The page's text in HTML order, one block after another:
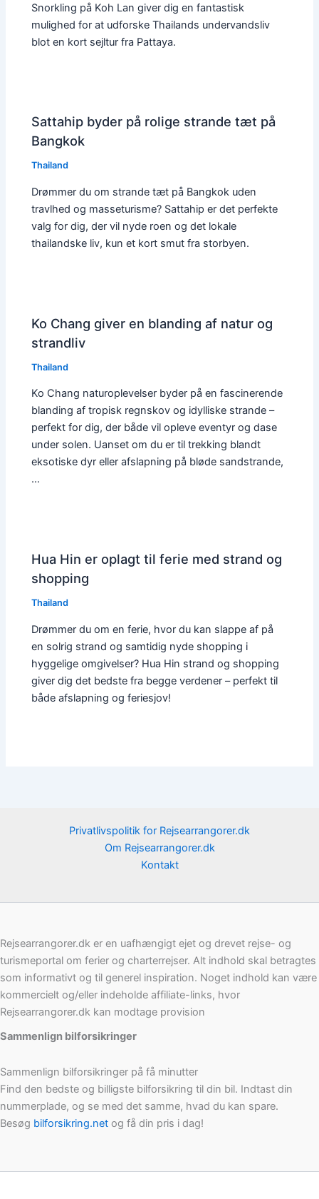
Snorkling på Koh Lan giver dig en fantastisk
mulighed for at udforske Thailands undervandsliv
blot en kort sejltur fra Pattaya.
Sattahip byder på rolige strande tæt på
Bangkok
Thailand
Drømmer du om strande tæt på Bangkok uden
travlhed og masseturisme? Sattahip er det perfekte
valg for dig, der vil nyde roen og det lokale
thailandske liv, kun et kort smut fra storbyen.
Ko Chang giver en blanding af natur og
strandliv
Thailand
Ko Chang naturoplevelser byder på en fascinerende
blanding af tropisk regnskov og idylliske strande –
perfekt for dig, der både vil opleve eventyr og dase
under solen. Uanset om du er til trekking blandt
eksotiske dyr eller afslapning på bløde sandstrande,
…
Hua Hin er oplagt til ferie med strand og
shopping
Thailand
Drømmer du om en ferie, hvor du kan slappe af på
en solrig strand og samtidig nyde shopping i
hyggelige omgivelser? Hua Hin strand og shopping
giver dig det bedste fra begge verdener – perfekt til
både afslapning og feriesjov!
Privatlivspolitik for Rejsearrangorer.dk
Om Rejsearrangorer.dk
Kontakt
Rejsearrangorer.dk er en uafhængigt ejet og drevet rejse- og
turismeportal om ferier og charterrejser. Alt indhold skal betragtes
som informativt og til generel inspiration. Noget indhold kan være
kommercielt og/eller indeholde affiliate-links, hvor
Rejsearrangorer.dk kan modtage provision
Sammenlign bilforsikringer
Sammenlign bilforsikringer på få minutter
Find den bedste og billigste bilforsikring til din bil. Indtast din
nummerplade, og se med det samme, hvad du kan spare.
Besøg bilforsikring.net og få din pris i dag!